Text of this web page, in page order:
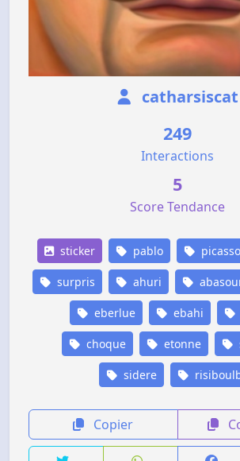
catharsiscat
249
Interactions
5
Score Tendance
sticker pablo picasso
surpris ahuri
eberlue ebahi
choque etonne
sidere
Copier